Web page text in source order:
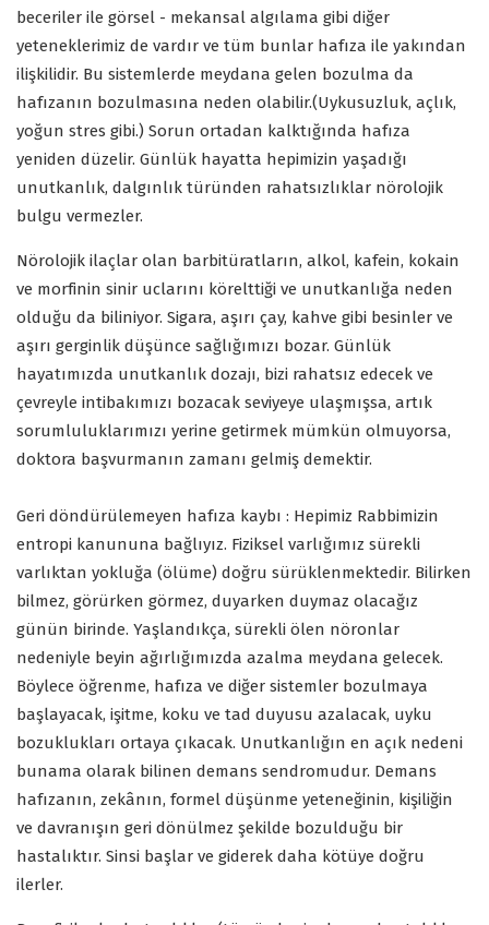
beceriler ile görsel - mekansal algılama gibi diğer
yeteneklerimiz de vardır ve tüm bunlar hafıza ile yakından
ilişkilidir. Bu sistemlerde meydana gelen bozulma da
hafızanın bozulmasına neden olabilir.(Uykusuzluk, açlık,
yoğun stres gibi.) Sorun ortadan kalktığında hafıza
yeniden düzelir. Günlük hayatta hepimizin yaşadığı
unutkanlık, dalgınlık türünden rahatsızlıklar nörolojik
bulgu vermezler.
Nörolojik ilaçlar olan barbitüratların, alkol, kafein, kokain
ve morfinin sinir uclarını körelttiği ve unutkanlığa neden
olduğu da biliniyor. Sigara, aşırı çay, kahve gibi besinler ve
aşırı gerginlik düşünce sağlığımızı bozar. Günlük
hayatımızda unutkanlık dozajı, bizi rahatsız edecek ve
çevreyle intibakımızı bozacak seviyeye ulaşmışsa, artık
sorumluluklarımızı yerine getirmek mümkün olmuyorsa,
doktora başvurmanın zamanı gelmiş demektir.
Geri döndürülemeyen hafıza kaybı : Hepimiz Rabbimizin
entropi kanununa bağlıyız. Fiziksel varlığımız sürekli
varlıktan yokluğa (ölüme) doğru sürüklenmektedir. Bilirken
bilmez, görürken görmez, duyarken duymaz olacağız
günün birinde. Yaşlandıkça, sürekli ölen nöronlar
nedeniyle beyin ağırlığımızda azalma meydana gelecek.
Böylece öğrenme, hafıza ve diğer sistemler bozulmaya
başlayacak, işitme, koku ve tad duyusu azalacak, uyku
bozuklukları ortaya çıkacak. Unutkanlığın en açık nedeni
bunama olarak bilinen demans sendromudur. Demans
hafızanın, zekânın, formel düşünme yeteneğinin, kişiliğin
ve davranışın geri dönülmez şekilde bozulduğu bir
hastalıktır. Sinsi başlar ve giderek daha kötüye doğru
ilerler.